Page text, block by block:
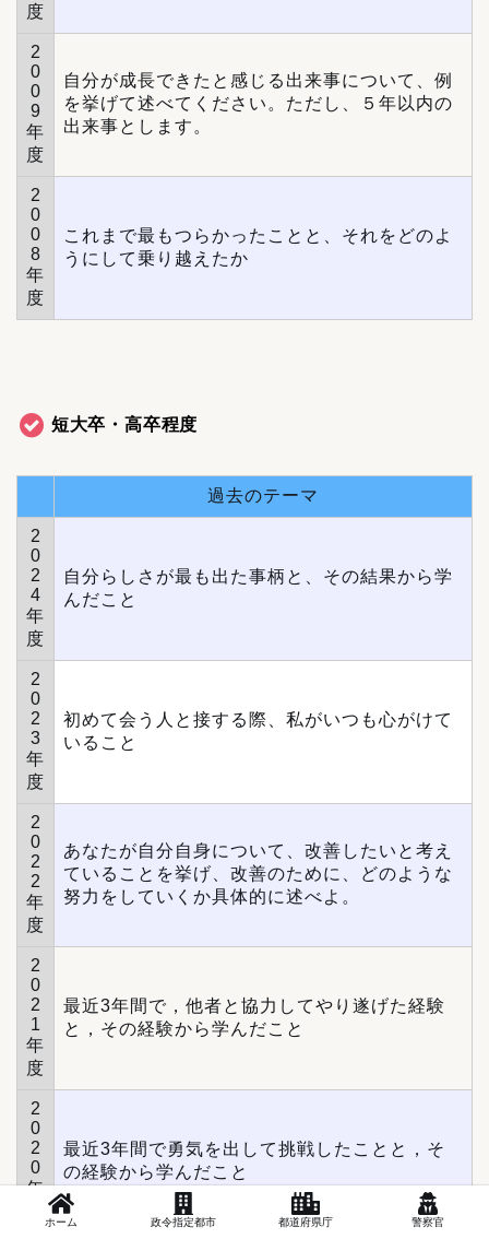
度
2
0
0
9
年
度
自分が成長できたと感じる出来事について、例
を挙げて述べてください。ただし、５年以内の
出来事とします。
2
0
0
8
年
度
これまで最もつらかったことと、それをどのよ
うにして乗り越えたか
短大卒・高卒程度
過去のテーマ
2
0
2
4
年
度
自分らしさが最も出た事柄と、その結果から学
んだこと
2
0
2
3
年
度
初めて会う人と接する際、私がいつも心がけて
いること
2
0
2
2
年
度
あなたが自分自身について、改善したいと考え
ていることを挙げ、改善のために、どのような
努力をしていくか具体的に述べよ。
2
0
2
1
年
度
最近3年間で，他者と協力してやり遂げた経験
と，その経験から学んだこと
2
0
2
0
年
最近3年間で勇気を出して挑戦したことと，そ
の経験から学んだこと
ホーム 政令指定都市 都道府県庁 警察官